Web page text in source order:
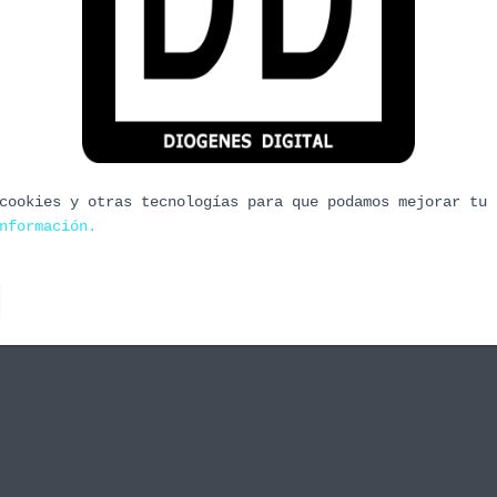
Island & Action Castle
al ritmo de publicación habitual. Esta vez
la sección digital hablamos de un clásico de
y otras tecnologías para que podamos mejorar tu